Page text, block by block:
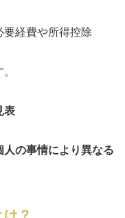
要経費や所得控除
表
の事情により異なる